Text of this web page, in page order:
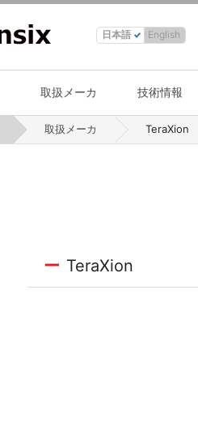
日本語 English
取扱メーカ 技術情報
取扱メーカ TeraXion
TeraXion